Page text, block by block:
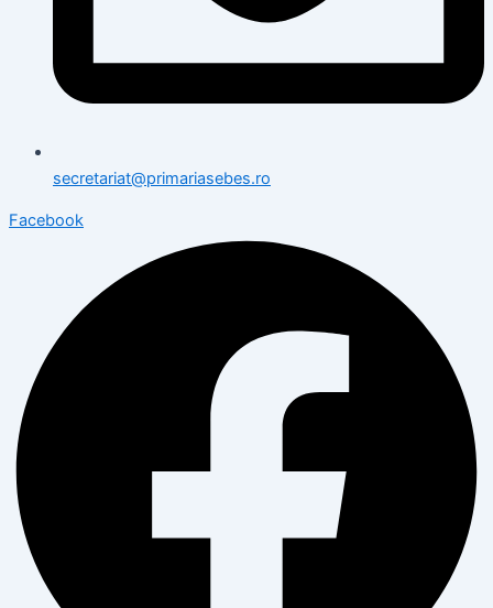
secretariat@primariasebes.ro
Facebook